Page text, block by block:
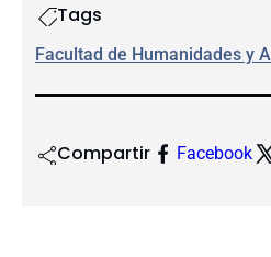
Tags
Facultad de Humanidades y
Compartir Facebook